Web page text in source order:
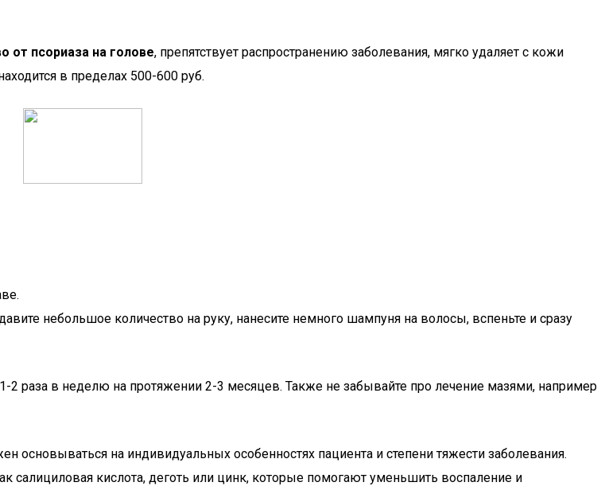
от псориаза на голове, препятствует распространению заболевания, мягко удаляет с кожи
в пределах 500-600 руб.
небольшое количество на руку, нанесите немного шампуня на волосы, вспеньте и сразу
раза в неделю на протяжении 2-3 месяцев. Также не забывайте про лечение мазями, например
на индивидуальных особенностях пациента и степени тяжести заболевания.
кислота, деготь или цинк, которые помогают уменьшить воспаление и